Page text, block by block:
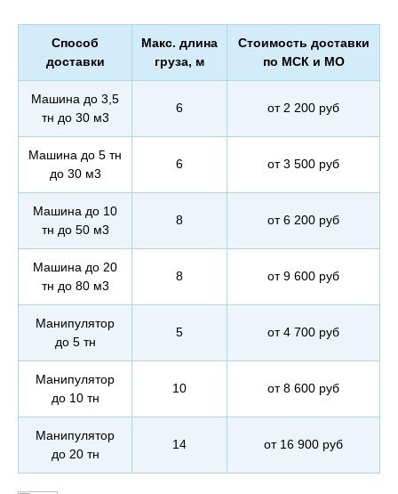
Способ
доставки
Макс. длина
груза, м
Стоимость доставки
по МСК и МО
Машина до 3,5
тн до 30 м3
6 от 2 200 руб
Машина до 5 тн
до 30 м3
6 от 3 500 руб
Машина до 10
тн до 50 м3
8 от 6 200 руб
Машина до 20
тн до 80 м3
8 от 9 600 руб
Манипулятор
до 5 тн
5 от 4 700 руб
Манипулятор
до 10 тн
10 от 8 600 руб
Манипулятор
до 20 тн
14 от 16 900 руб